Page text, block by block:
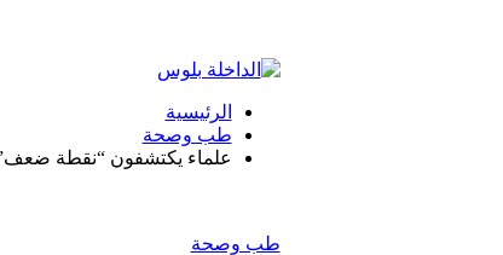
الرئيسية
طب وصحة
علماء يكتشفون “نقطة
طب وصحة